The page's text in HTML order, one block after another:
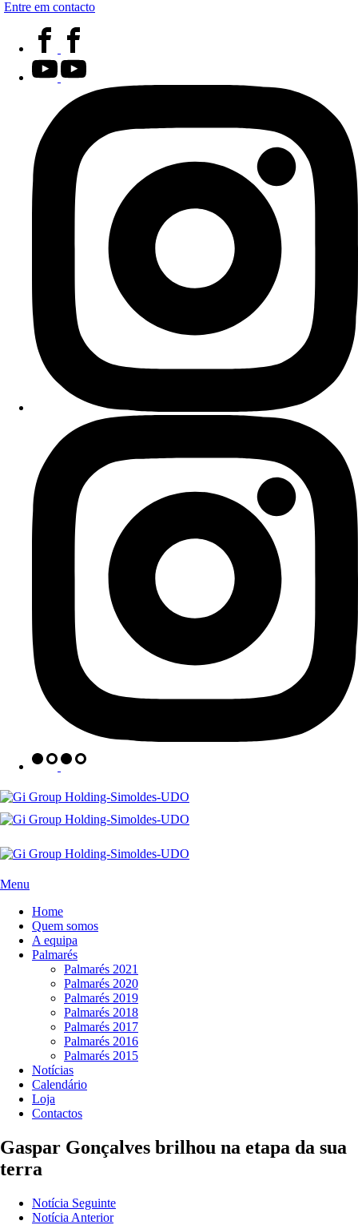
Entre em contacto
Menu
Home
Quem somos
A equipa
Palmarés
Palmarés 2021
Palmarés 2020
Palmarés 2019
Palmarés 2018
Palmarés 2017
Palmarés 2016
Palmarés 2015
Notícias
Calendário
Loja
Contactos
Gaspar Gonçalves brilhou na etapa da sua
terra
Notícia Seguinte
Notícia Anterior